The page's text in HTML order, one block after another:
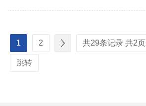
1 2 共29条记录 共2页
跳转